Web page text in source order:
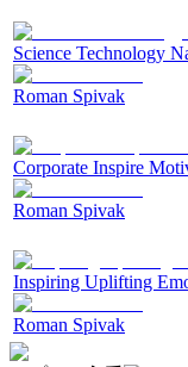
Science Technology
Roman Spivak
Corporate Inspire
Roman Spivak
Inspiring Uplifting
Roman Spivak